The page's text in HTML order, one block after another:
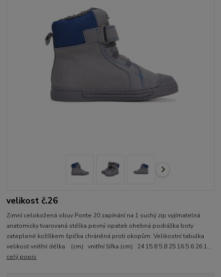
velikost č.26
Zimní celokožená obuv Ponte 20 zapínání na 1 suchý zip vyjímatelná
anatomicky tvarovaná stélka pevný opatek ohebná podrážka boty
zateplené kožíškem špička chráněná proti okopům Velikostní tabulka
velikost vnitřní délka (cm) vnitřní šířka (cm) 24 15.8 5.8 25 16.5 6 26 1...
celý popis